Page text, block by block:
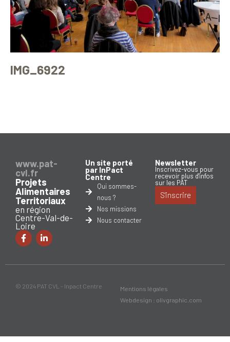
IMG_6922
www.pat-
cvl.fr
Projets
Alimentaires
Territoriaux
en région
Centre-Val-de-
Loire
Un site porté
par InPact
Centre
Qui sommes-
nous ?
Nos missions
Nous contacter
Newsletter
Inscrivez-vous pour
recevoir plus d'infos
sur les PAT
S'inscrire
© 2024 PAT CVL - Inpact Centre
Mentions légales
Webdesign : olivgraphic.com